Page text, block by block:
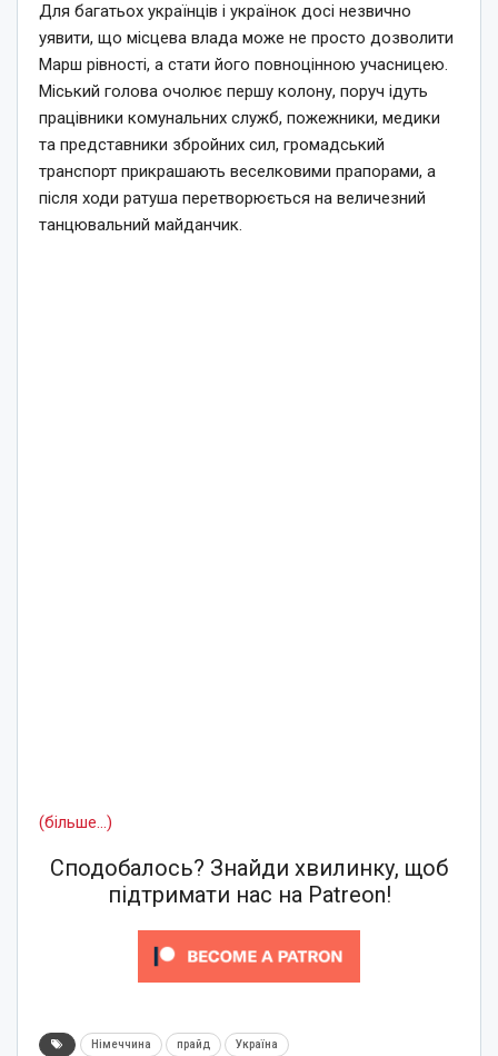
Для багатьох українців і українок досі незвично
уявити, що місцева влада може не просто дозволити
Марш рівності, а стати його повноцінною учасницею.
Міський голова очолює першу колону, поруч ідуть
працівники комунальних служб, пожежники, медики
та представники збройних сил, громадський
транспорт прикрашають веселковими прапорами, а
після ходи ратуша перетворюється на величезний
танцювальний майданчик.
(більше…)
Сподобалось? Знайди хвилинку, щоб
підтримати нас на Patreon!
Німеччина прайд Україна